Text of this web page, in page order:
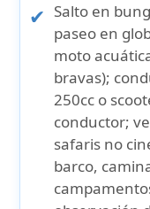
Salto en
paseo en
moto
bravas);
250cc o
conductor;
safaris no
barco,